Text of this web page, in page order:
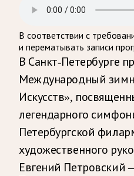
В соответствии с
и перематывать записи
В Санкт-Петербурге
Международный
Искусств»,
легендарного
Петербургской
художественного
Евгений Петровский